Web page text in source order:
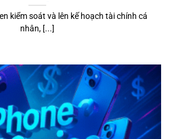
kiểm soát và lên kế hoạch tài chính cá
nhân, [...]